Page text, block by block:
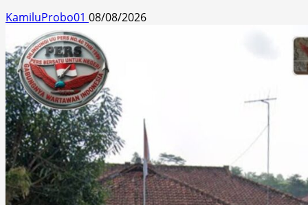
KamiluProbo01 08/08/2026